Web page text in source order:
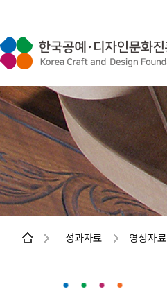
성과자료 영상자료